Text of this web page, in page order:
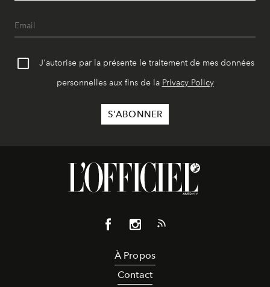
J'autorise par la présente le traitement de mes données
personnelles aux fins de la Privacy Policy
À Propos
Contact